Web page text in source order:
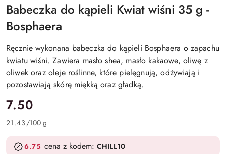
Babeczka do kąpieli Kwiat wiśni 35 g -
Bosphaera
Ręcznie wykonana babeczka do kąpieli Bosphaera o zapachu
kwiatu wiśni. Zawiera masło shea, masło kakaowe, oliwę z
oliwek oraz oleje roślinne, które pielęgnują, odżywiają i
pozostawiają skórę miękką oraz gładką.
cena:
7.50
21.43 /100 g
6.75 cena z kodem: CHILL10